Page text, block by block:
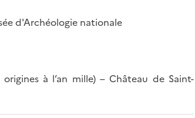
d'Archéologie nationale
à l’an mille) – Château de Saint-